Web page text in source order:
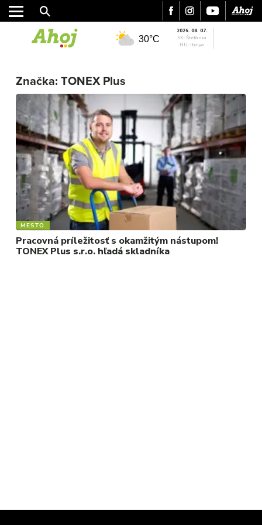
REGIÓN
ŠPORT
KULTÚRA
FOTKY
VIDEO
MIX
30°C
2026. 08. 07.
SK: Štefánia
HU: Ibolya
Značka: TONEX Plus
MESTO
Pracovná príležitosť s okamžitým nástupom!
TONEX Plus s.r.o. hľadá skladníka